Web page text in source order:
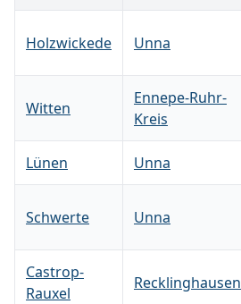
Holzwickede Unna
Witten
Ennepe-Ruhr-
Kreis
Lünen Unna
Schwerte Unna
Castrop-
Rauxel
Recklinghausen